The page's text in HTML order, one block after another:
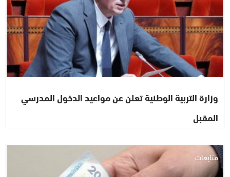
وزارة التربية الوطنية تعلن عن مواعيد الدخول المدرسي
المقبل
متابعات